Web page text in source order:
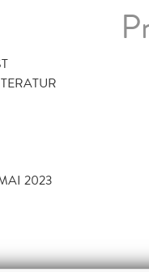
2023